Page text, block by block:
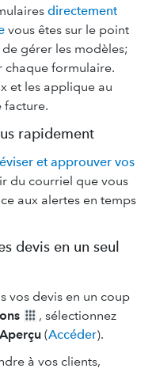
directement
vous êtes sur le point
de gérer les modèles;
chaque formulaire.
et les applique au
facture.
rapidement
et approuver vos
du courriel que vous
aux alertes en temps
devis en un seul
vos devis en un coup
, sélectionnez
Aperçu (Accéder).
à vos clients,